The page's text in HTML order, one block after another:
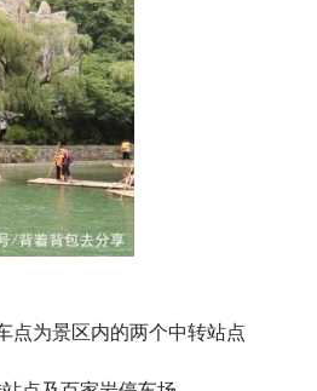
点为景区内的两个中转站点